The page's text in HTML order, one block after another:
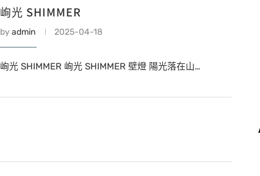
峋光 SHIMMER
by admin 2025-04-18
峋光 SHIMMER 峋光 SHIMMER 壁燈 陽光落在山…